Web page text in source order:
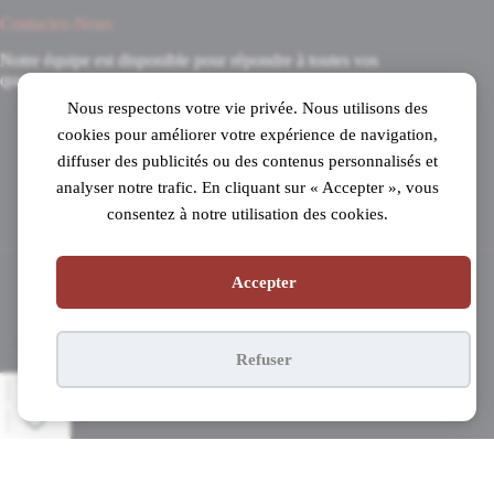
Nous respectons votre vie privée. Nous utilisons des
cookies pour améliorer votre expérience de navigation,
diffuser des publicités ou des contenus personnalisés et
analyser notre trafic. En cliquant sur « Accepter », vous
consentez à notre utilisation des cookies.
Accepter
Refuser
Contactez-Nous
Notre équipe est disponible pour répondre à toutes vos
questions.
8 Avenue du 8 Mai 1945
31520 Ramonville-Saint-Agne
Mardi au samedi
de 10h à 19h en continu
Copyright © 2026 - Pianos Parisot